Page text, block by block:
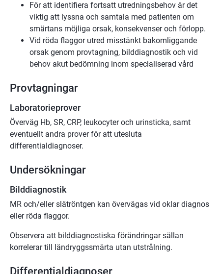
För att identifiera fortsatt utredningsbehov är det
viktig att lyssna och samtala med patienten om
smärtans möjliga orsak, konsekvenser och förlopp.
Vid röda flaggor utred misstänkt bakomliggande
orsak genom provtagning, bilddiagnostik och vid
behov akut bedömning inom specialiserad vård
Provtagningar
Laboratorieprover
Överväg Hb, SR, CRP, leukocyter och urinsticka, samt
eventuellt andra prover för att utesluta
differentialdiagnoser.
Undersökningar
Bilddiagnostik
MR och/eller slätröntgen kan övervägas vid oklar diagnos
eller röda flaggor.
Observera att bilddiagnostiska förändringar sällan
korrelerar till ländryggssmärta utan utstrålning.
Differentialdiagnoser